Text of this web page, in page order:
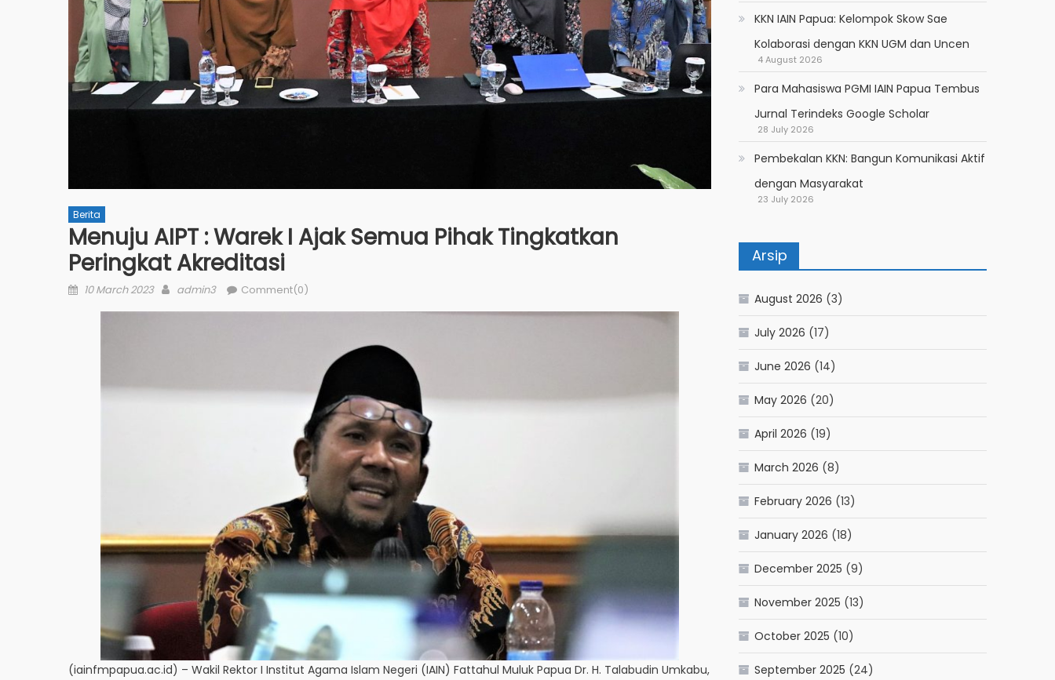
Berita
Menuju AIPT : Warek I Ajak Semua Pihak Tingkatkan
Peringkat Akreditasi
Posted
10 March 2023 Author
admin3 Comment(0)
(iainfmpapua.ac.id) – Wakil Rektor I Institut Agama Islam Negeri (IAIN) Fattahul Muluk Papua Dr. H. Talabudin Umkabu,
KKN IAIN Papua: Kelompok Skow Sae
Kolaborasi dengan KKN UGM dan Uncen
4 August 2026
Para Mahasiswa PGMI IAIN Papua Tembus
Jurnal Terindeks Google Scholar
28 July 2026
Pembekalan KKN: Bangun Komunikasi Aktif
dengan Masyarakat
23 July 2026
Arsip
August 2026 (3)
July 2026 (17)
June 2026 (14)
May 2026 (20)
April 2026 (19)
March 2026 (8)
February 2026 (13)
January 2026 (18)
December 2025 (9)
November 2025 (13)
October 2025 (10)
September 2025 (24)